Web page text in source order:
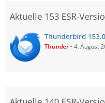
Aktuelle 153 ESR-
Thunderbird
Thunder 4. August